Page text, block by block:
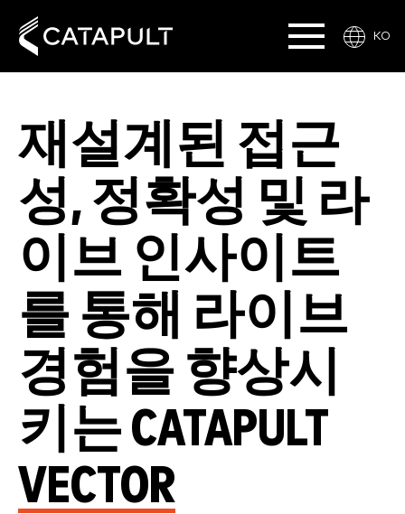
KO
재설계된 접근
성, 정확성 및 라
이브 인사이트
를 통해 라이브
경험을 향상시
키는 CATAPULT
VECTOR